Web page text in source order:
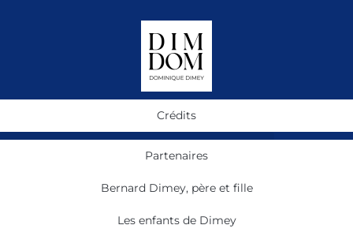
Crédits
Partenaires
Bernard Dimey, père et fille
Les enfants de Dimey